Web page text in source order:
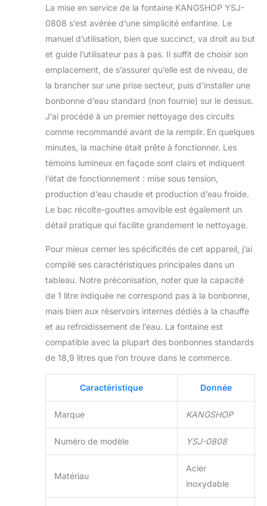
【Utilisation multi-
scénarios】Peut
être appliqué à la
restauration :
hôtels, restaurants,
cafés ; bureaux
d'affaires :
entreprises,
bureaux, usines ;
clubs de fitness :
gymnases, loisirs,
ainsi que les écoles,
commerciaux et
autres endroits où
vous en avez
besoin.
et pratique】
Complet avec kit
d'installation for la
première installation
du refroidisseur
d'eau ou du
distributeur d'eau, y
montage for se
connecter à
l'alimentation en
distributeur d'eau
distributeur d'eau à
distributeur d'eau à
alimentation directe
La mise en service de la fontaine KANGSHOP YSJ-
0808 s’est avérée d’une simplicité enfantine. Le
manuel d’utilisation, bien que succinct, va droit au but
et guide l’utilisateur pas à pas. Il suffit de choisir son
emplacement, de s’assurer qu’elle est de niveau, de
la brancher sur une prise secteur, puis d’installer une
bonbonne d’eau standard (non fournie) sur le dessus.
J’ai procédé à un premier nettoyage des circuits
comme recommandé avant de la remplir. En quelques
minutes, la machine était prête à fonctionner. Les
témoins lumineux en façade sont clairs et indiquent
l’état de fonctionnement : mise sous tension,
production d’eau chaude et production d’eau froide.
Le bac récolte-gouttes amovible est également un
détail pratique qui facilite grandement le nettoyage.
Pour mieux cerner les spécificités de cet appareil, j’ai
compilé ses caractéristiques principales dans un
tableau. Notre préconisation, noter que la capacité
de 1 litre indiquée ne correspond pas à la bonbonne,
mais bien aux réservoirs internes dédiés à la chauffe
et au refroidissement de l’eau. La fontaine est
compatible avec la plupart des bonbonnes standards
de 18,9 litres que l’on trouve dans le commerce.
Caractéristique Donnée
Marque KANGSHOP
Numéro de modèle YSJ-0808
Matériau
Acier
inoxydable